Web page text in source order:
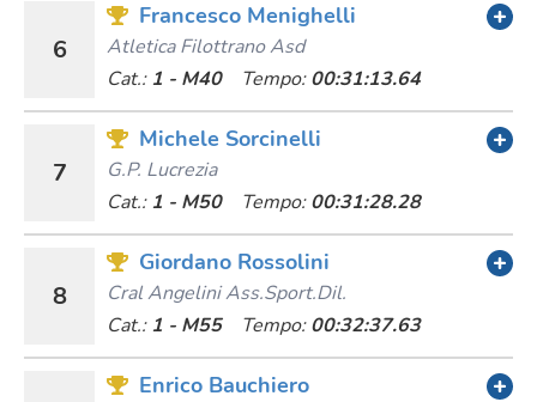
6
Francesco Menighelli
Atletica Filottrano Asd
Cat.: 1 - M40 Tempo: 00:31:13.64
7
Michele Sorcinelli
G.p. Lucrezia
Cat.: 1 - M50 Tempo: 00:31:28.28
8
Giordano Rossolini
Cral Angelini Ass.sport.dil.
Cat.: 1 - M55 Tempo: 00:32:37.63
Enrico Bauchiero